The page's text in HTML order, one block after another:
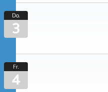
Do.
3
Fr.
4